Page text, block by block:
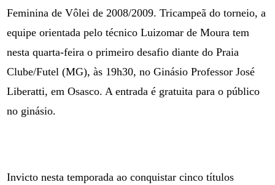
Feminina de Vôlei de 2008/2009. Tricampeã do torneio, a
equipe orientada pelo técnico Luizomar de Moura tem
nesta quarta-feira o primeiro desafio diante do Praia
Clube/Futel (MG), às 19h30, no Ginásio Professor José
Liberatti,em Osasco. Aentrada é gratuita para o público
no ginásio.
Invicto nesta temporada ao conquistar cinco títulos